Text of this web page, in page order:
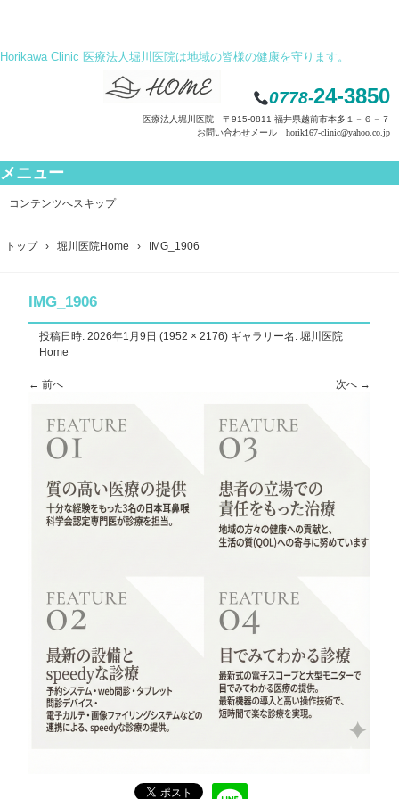
Horikawa Clinic 医療法人堀川医院は地域の皆様の健康を守ります。
0778-24-3850
医療法人堀川医院 〒915-0811 福井県越前市本多１－６－７
お問い合わせメール horik167-clinic@yahoo.co.jp
メニュー
コンテンツへスキップ
トップ › 堀川医院Home › IMG_1906
IMG_1906
投稿日時: 2026年1月9日 (1952 × 2176) ギャラリー名: 堀川医院
Home
← 前へ 次へ →